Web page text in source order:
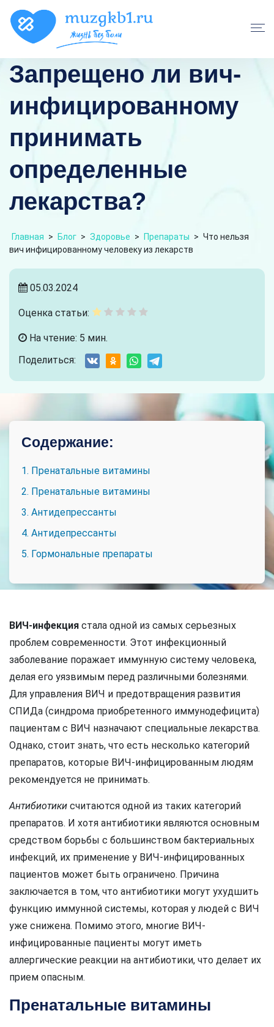
Запрещено ли вич-
инфицированному
принимать
определенные
лекарства?
Главная > Блог > Здоровье > Препараты > Что нельзя
вич инфицированному человеку из лекарств
05.03.2024
Оценка статьи:
На чтение: 5 мин.
Поделиться:
Содержание:
1. Пренатальные витамины
2. Пренатальные витамины
3. Антидепрессанты
4. Антидепрессанты
5. Гормональные препараты
ВИЧ-инфекция стала одной из самых серьезных
проблем современности. Этот инфекционный
заболевание поражает иммунную систему человека,
делая его уязвимым перед различными болезнями.
Для управления ВИЧ и предотвращения развития
СПИДа (синдрома приобретенного иммунодефицита)
пациентам с ВИЧ назначают специальные лекарства.
Однако, стоит знать, что есть несколько категорий
препаратов, которые ВИЧ-инфицированным людям
рекомендуется не принимать.
Антибиотики считаются одной из таких категорий
препаратов. И хотя антибиотики являются основным
средством борьбы с большинством бактериальных
инфекций, их применение у ВИЧ-инфицированных
пациентов может быть ограничено. Причина
заключается в том, что антибиотики могут ухудшить
функцию иммунной системы, которая у людей с ВИЧ
уже снижена. Помимо этого, многие ВИЧ-
инфицированные пациенты могут иметь
аллергические реакции на антибиотики, что делает их
прием опасным.
Пренатальные витамины